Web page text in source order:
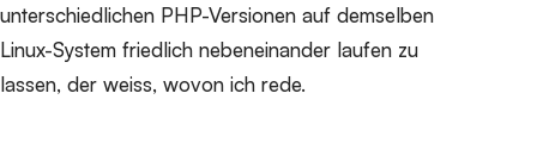
unterschiedlichen PHP-Versionen auf demselben
Linux-System friedlich nebeneinander laufen zu
lassen, der weiss, wovon ich rede.